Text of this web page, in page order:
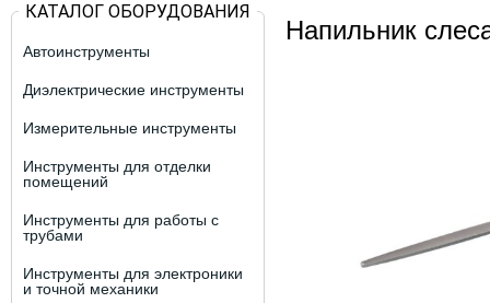
КАТАЛОГ ОБОРУДОВАНИЯ
Автоинструменты
Диэлектрические инструменты
Измерительные инструменты
Инструменты для отделки
помещений
Инструменты для работы с
трубами
Инструменты для электроники
и точной механики
Напильник